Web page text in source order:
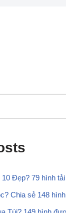
Đẹp? 79 hình
Chia sẻ 148